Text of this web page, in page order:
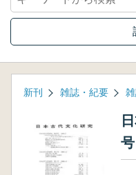
新刊 雑誌・紀要